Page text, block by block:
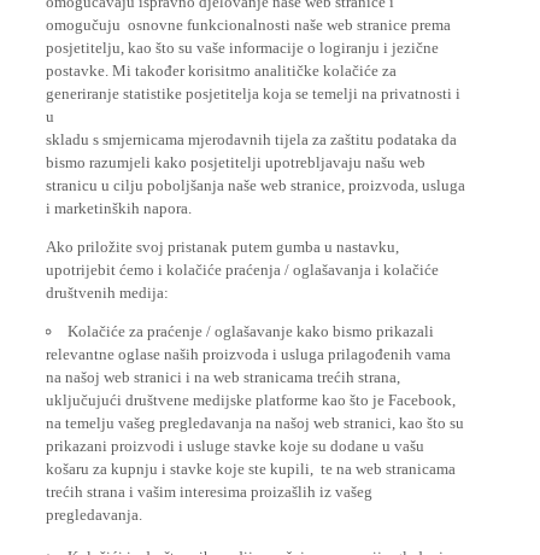
omogučuju osnovne funkcionalnosti naše web stranice prema
posjetitelju, kao što su vaše informacije o logiranju i jezične
postavke. Mi također korisitmo analitičke kolačiće za
generiranje statistike posjetitelja koja se temelji na privatnosti i
u
skladu s smjernicama mjerodavnih tijela za zaštitu podataka da
bismo razumjeli kako posjetitelji upotrebljavaju našu web
stranicu u cilju poboljšanja naše web stranice, proizvoda, usluga
i marketinških napora.
upotrijebit ćemo i kolačiće praćenja / oglašavanja i kolačiće
društvenih medija:
relevantne oglase naših proizvoda i usluga prilagođenih vama
na našoj web stranici i na web stranicama trećih strana,
uključujući društvene medijske platforme kao što je Facebook,
na temelju vašeg pregledavanja na našoj web stranici, kao što su
prikazani proizvodi i usluge stavke koje su dodane u vašu
košaru za kupnju i stavke koje ste kupili, te na web stranicama
trećih strana i vašim interesima proizašlih iz vašeg
pregledavanja.